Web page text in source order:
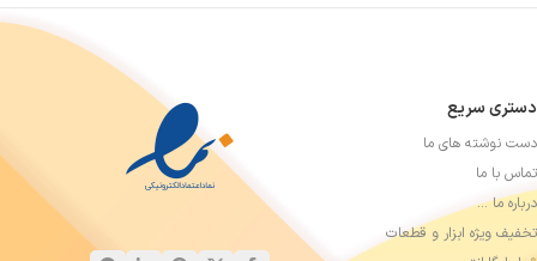
دستری سریع
دست نوشته های ما
تماس با ما
درباره ما …
تخفیف ویژه ابزار و قطعات